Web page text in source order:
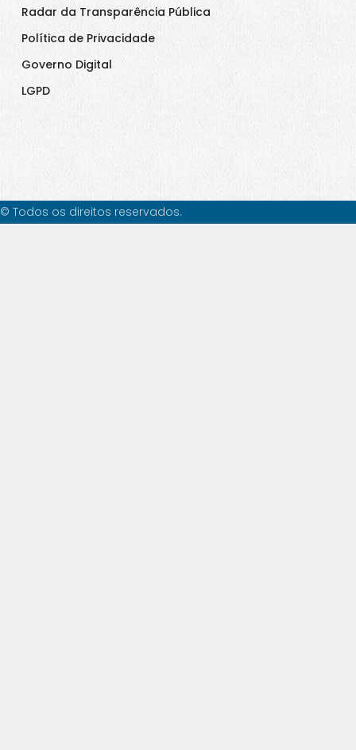
Radar da Transparência Pública
Política de Privacidade
Governo Digital
LGPD
© Todos os direitos reservados.